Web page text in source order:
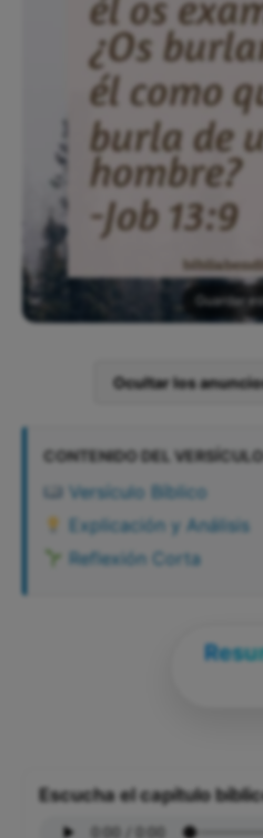
Guardar
Ocultar los
CONTENIDO DEL
Versículo Bíblico
Explicación y Análisis
Reflexión Corta
Escucha el capítulo